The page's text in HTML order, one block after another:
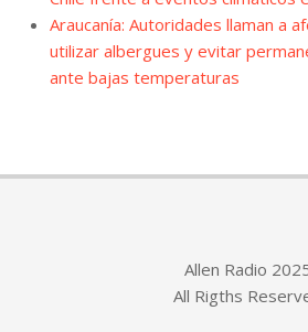
Araucanía: Autoridades llaman a
utilizar albergues y evitar
ante bajas temperaturas
Allen Radio
All Rigths